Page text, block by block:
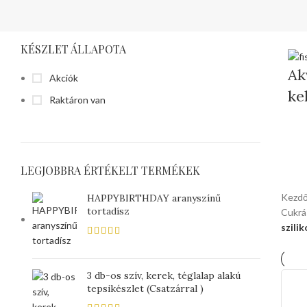
KÉSZLET ÁLLAPOTA
Akciók
Raktáron van
LEGJOBBRA ÉRTÉKELT TERMÉKEK
HAPPYBIRTHDAY aranyszínű
tortadísz
3 db-os szív, kerek, téglalap alakú
tepsikészlet (Csatzárral )